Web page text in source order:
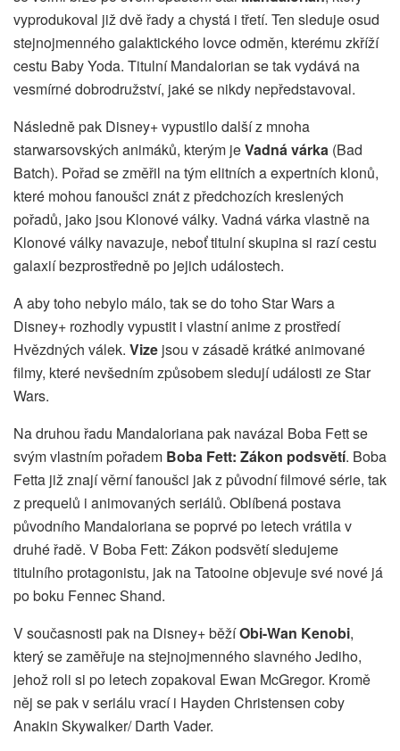
vyprodukoval již dvě řady a chystá i třetí. Ten sleduje osud
stejnojmenného galaktického lovce odměn, kterému zkříží
cestu Baby Yoda. Titulní Mandalorian se tak vydává na
vesmírné dobrodružství, jaké se nikdy nepředstavoval.
Následně pak Disney+ vypustilo další z mnoha
starwarsovských animáků, kterým jeVadná várka (Bad
Batch). Pořad se změřil na tým elitních a expertních klonů,
které mohou fanoušci znát z předchozích kreslených
pořadů, jako jsou Klonové války. Vadná várka vlastně na
Klonové války navazuje, neboť titulní skupina si razí cestu
galaxií bezprostředně po jejich událostech.
A aby toho nebylo málo, tak se do toho Star Wars a
Disney+ rozhodly vypustit i vlastní anime z prostředí
Hvězdných válek. Vize jsou v zásadě krátké animované
filmy, které nevšedním způsobem sledují události ze Star
Wars.
Na druhou řadu Mandaloriana pak navázal Boba Fett se
svým vlastním pořadem Boba Fett: Zákon podsvětí. Boba
Fetta již znají věrní fanoušci jak z původní filmové série, tak
z prequelů i animovaných seriálů. Oblíbená postava
původního Mandaloriana se poprvé po letech vrátila v
druhé řadě. V Boba Fett: Zákon podsvětí sledujeme
titulního protagonistu, jak na Tatooine objevuje své nové já
po boku Fennec Shand.
V současnosti pak na Disney+ běžíObi-Wan Kenobi,
který se zaměřuje na stejnojmenného slavného Jediho,
jehož roli si po letech zopakoval Ewan McGregor. Kromě
něj se pak v seriálu vrací i Hayden Christensen coby
Anakin Skywalker/ Darth Vader.